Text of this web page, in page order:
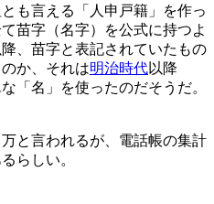
も言える「人申戸籍」を作っ
苗字（名字）を公式に持つよ
降、苗字と表記されていたもの
か、それは明治時代以降
「名」を使ったのだそうだ。
と言われるが、電話帳の集計
らしい。